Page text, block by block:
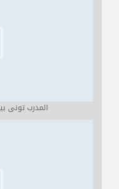
المدرب تونى